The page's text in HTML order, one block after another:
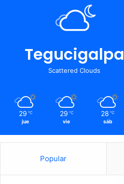
Tegucigalpa
Scattered Clouds
29 ℃
jue
29 ℃
vie
28 ℃
sáb
Popular